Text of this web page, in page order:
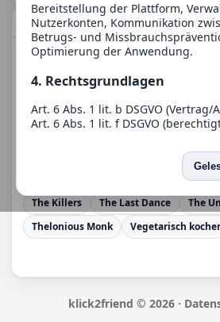
Eigenschaften
1984 30 Rock
3D-Druck
Alien – Das unheimliche Wesen aus
Barbie
Exploding Kittens Frozen
Horizon Forbidden West
Requiem for a
The Joe
The Killers
The Last Dance
The
Thelonious Monk
Vegetarisch
Bereitstellung der Plattform,
Nutzerkonten, Kommunikation
Betrugs- und
Optimierung der Anwendung.
4. Rechtsgrundlagen
Art. 6 Abs. 1 lit. b DSGVO
Art. 6 Abs. 1 lit. f DSGVO
Eine Weitergabe an Dritte erfolgt
den Betrieb erforderlich ist oder
Verpflichtung besteht.
6. Speicherdauer
jeweiligen Zwecke erforderlich ist
Aufbewahrungspflichten bestehen.
klick2friend © 2026 ·